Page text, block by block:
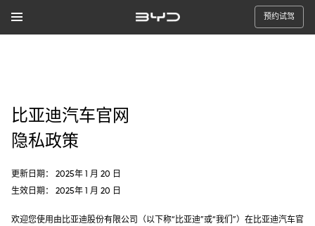
预约试驾
比亚迪汽车官网
隐私政策
更新日期： 2025年 1 月 20 日
生效日期： 2025年 1 月 20 日
欢迎您使用由比亚迪股份有限公司（以下称“比亚迪”或“我们”）在比亚迪汽车官